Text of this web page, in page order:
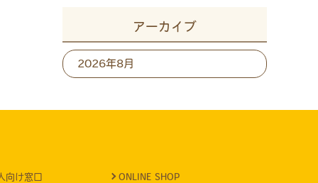
アーカイブ
ア
ー
イ
向け窓口 ONLINE SHOP